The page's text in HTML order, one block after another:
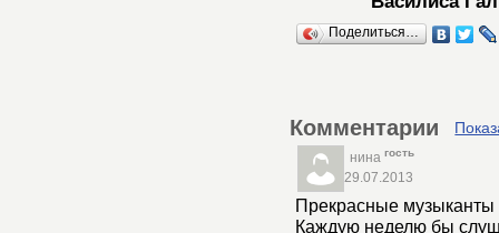
Поделиться…
Комментарии
нина гость
29.07.2013
Прекрасные музыканты
Каждую неделю бы